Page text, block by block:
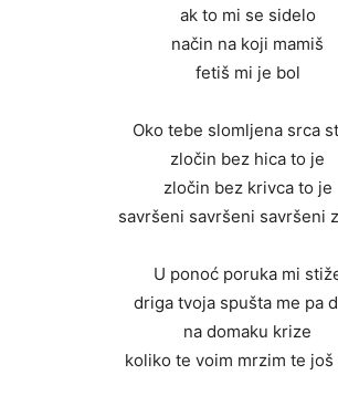
ak to mi se sidelo
način na koji mamiš
fetiš mi je bol
Oko tebe slomljena srca
zločin bez hica to je
zločin bez krivca to je
savršeni savršeni savršeni
U ponoć poruka mi
driga tvoja spušta me pa
na domaku krize
koliko te voim mrzim te još